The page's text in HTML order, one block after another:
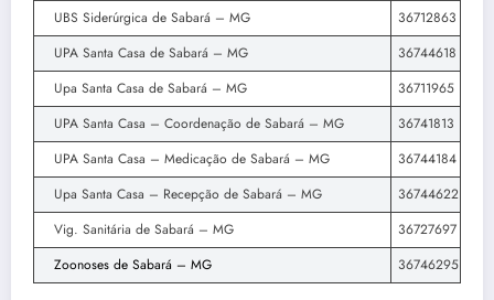
UBS Siderúrgica de Sabará – MG
36712863
UPA Santa Casa de Sabará – MG
36744618
Upa Santa Casa de Sabará – MG
36711965
UPA Santa Casa – Coordenação de Sabará – MG
36741813
UPA Santa Casa – Medicação de Sabará – MG
36744184
Upa Santa Casa – Recepção de Sabará – MG
36744622
Vig. Sanitária de Sabará – MG
36727697
Zoonoses de Sabará – MG
36746295